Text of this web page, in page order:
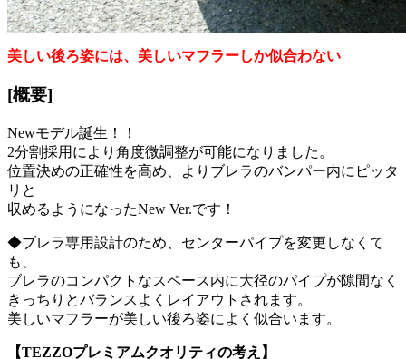
美しい後ろ姿には、美しいマフラーしか似合わない
[概要]
Newモデル誕生！！
2分割採用により角度微調整が可能になりました。
位置決めの正確性を高め、よりブレラのバンパー内にピッタ
リと
収めるようになったNew Ver.です！
◆ブレラ専用設計のため、センターパイプを変更しなくて
も、
ブレラのコンパクトなスペース内に大径のパイプが隙間なく
きっちりとバランスよくレイアウトされます。
美しいマフラーが美しい後ろ姿によく似合います。
【TEZZOプレミアムクオリティの考え】